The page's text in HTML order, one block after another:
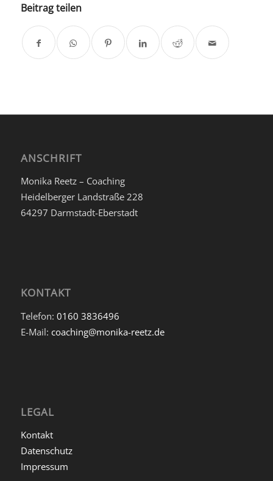
Beitrag teilen
ANSCHRIFT
Monika Reetz – Coaching
Heidelberger Landstraße 228
64297 Darmstadt-Eberstadt
KONTAKT
Telefon: 0160 3836496
E-Mail: coaching@monika-reetz.de
LEGAL
Kontakt
Datenschutz
Impressum